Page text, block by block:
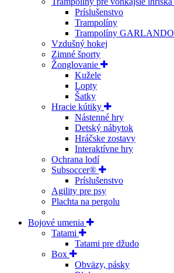
Príslušenstvo
Trampolíny
Trampolíny GARLANDO
Vzdušný hokej
Zimné športy
Žonglovanie
Kužele
Lopty
Šatky
Hracie kútiky
Nástenné hry
Detský nábytok
Hráčske zostavy
Interaktívne hry
Ochrana lodí
Subsoccer®
Príslušenstvo
Agility pre psy
Plachta na pergolu
Bojové umenia
Tatami
Tatami pre džudo
Box
Obväzy, pásky